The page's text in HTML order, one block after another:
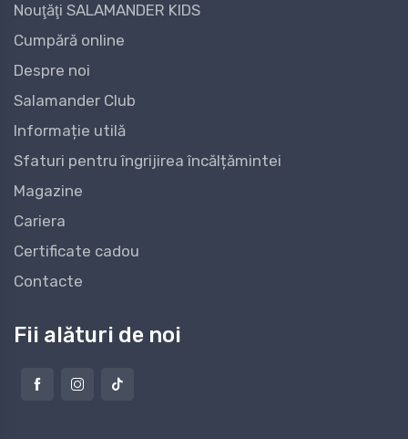
Nouţăţi SALAMANDER KIDS
Cumpără online
Despre noi
Salamander Club
Informație utilă
Sfaturi pentru îngrijirea încălțămintei
Magazine
Cariera
Certificate cadou
Contacte
Fii alături de noi